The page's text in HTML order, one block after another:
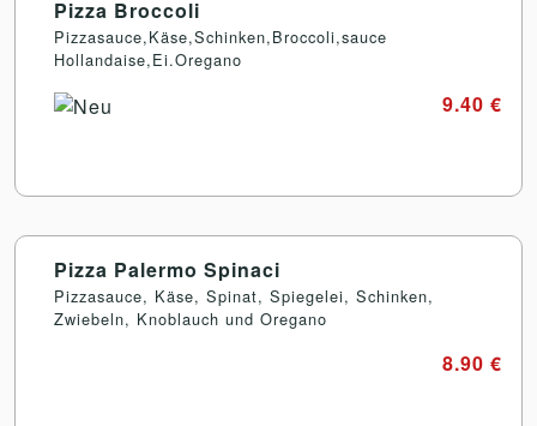
Pizza Broccoli
Pizzasauce,Käse,Schinken,Broccoli,sauce
Hollandaise,Ei.Oregano
9.40 €
Pizza Palermo Spinaci
Pizzasauce, Käse, Spinat, Spiegelei, Schinken,
Zwiebeln, Knoblauch und Oregano
8.90 €